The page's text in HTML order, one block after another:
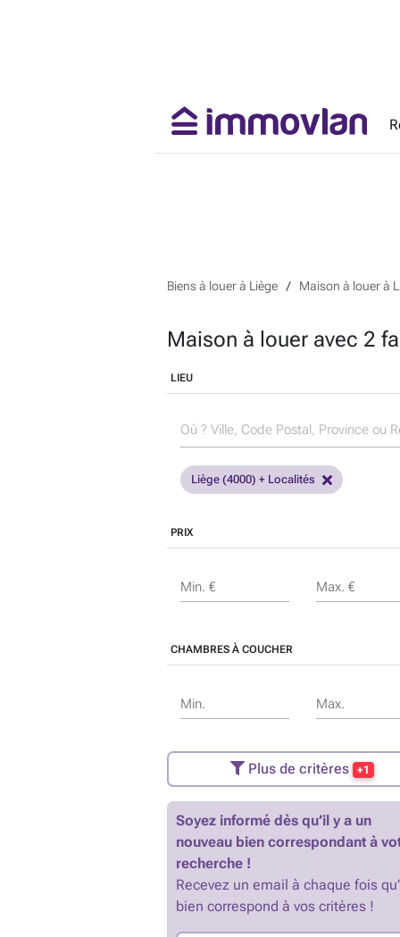
Biens à louer à Liège Maison à louer à
Maison à louer avec 2
LIEU
Liège (4000) + Localités
PRIX
Min. € Max. €
CHAMBRES À COUCHER
Min. Max.
Plus de critères +1
Soyez informé dès qu’il y a un
nouveau bien correspondant à
recherche !
Recevez un email à chaque fois
bien correspond à vos critères !